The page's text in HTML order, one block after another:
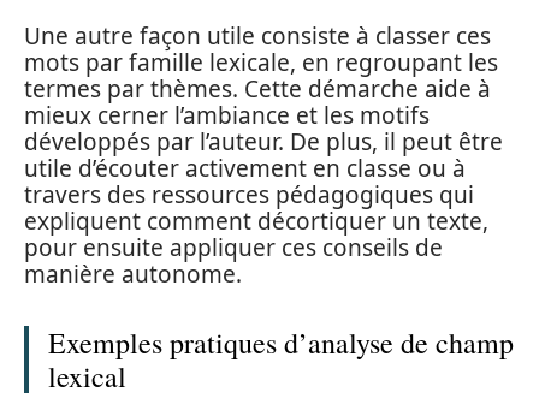
Une autre façon utile consiste à classer ces
mots par famille lexicale, en regroupant les
termes par thèmes. Cette démarche aide à
mieux cerner l’ambiance et les motifs
développés par l’auteur. De plus, il peut être
utile d’écouter activement en classe ou à
travers des ressources pédagogiques qui
expliquent comment décortiquer un texte,
pour ensuite appliquer ces conseils de
manière autonome.
Exemples pratiques d’analyse de champ
lexical